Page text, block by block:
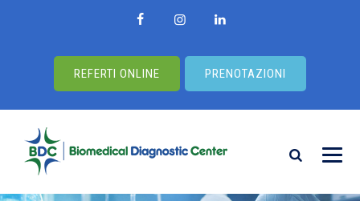
REFERTI ONLINE PRENOTAZIONI